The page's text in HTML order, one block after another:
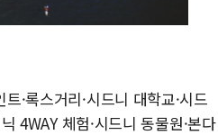
·록스거리·시드니 대학교·시드
4WAY 체험·시드니 동물원·본다